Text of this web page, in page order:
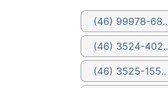
(46) 99978-68..
(46) 3524-402..
(46) 3525-155..